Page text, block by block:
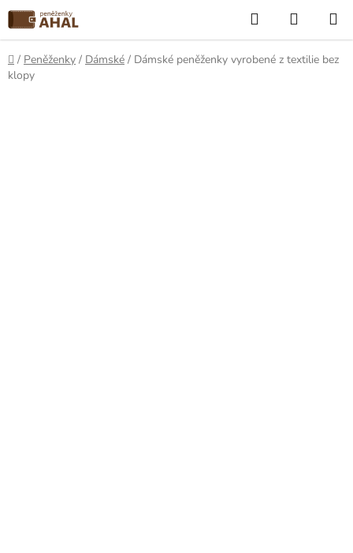
Přejít
na
obsah
Hledat
KOŠÍK
Domů
/ Peněženky / Dámské / Dámské peněženky vyrobené z textilie bez
klopy